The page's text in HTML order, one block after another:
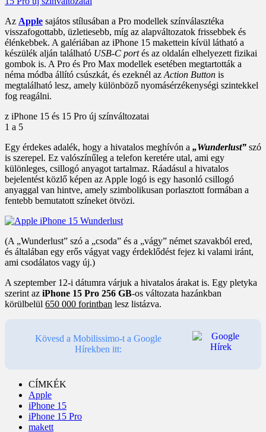
Az Apple sajátos stílusában a Pro modellek színválasztéka
visszafogottabb, üzletiesebb, míg az alapváltozatok frissebbek és
élénkebbek. A galériában az iPhone 15 makettein kívül látható a
készülék alján található USB-C portés az oldalán elhelyezett fizikai
gombok is. A Pro és Pro Max modellek esetében megtartották a
néma módba állító csúszkát, és ezeknél az Action Button is
megtalálható lesz, amely különböző nyomásérzékenységi szintekkel
fog reagálni.
z iPhone 15 és 15 Pro új színváltozatai
1 a 5
Egy érdekes adalék, hogy a hivatalos meghívón a „Wunderlust” szó
is szerepel. Ez valószínűleg a telefon keretére utal, ami egy
különleges, csillogó anyagot tartalmaz. Ráadásul a hivatalos
bejelentést közlő képen az Apple logó is egy hasonló csillogó
anyaggal van hintve, amely szimbolikusan porlasztott formában a
fentebb bemutatott színeket ötvözi.
(A „Wunderlust” szó a „csoda” és a „vágy” német szavakból ered,
és általában egy erős vágyat vagy érdeklődést fejez ki valami iránt,
ami csodálatos vagy új.)
A szeptember 12-i dátumra várjuk a hivatalos árakat is. Egy pletyka
szerint az iPhone 15 Pro 256 GB-os változata hazánkban
körülbelül 650 000 forintban lesz listázva.
Kövesd a Mobilissimo-t a Google
Hírekben itt:
CÍMKÉK
Apple
iPhone 15
iPhone 15 Pro
makett